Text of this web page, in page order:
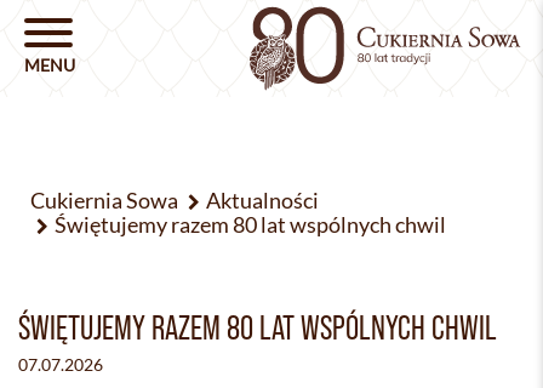
Cukiernia Sowa
Aktualności
Świętujemy razem 80 lat wspólnych chwil
ŚWIĘTUJEMY RAZEM 80 LAT WSPÓLNYCH CHWIL
07.07.2026